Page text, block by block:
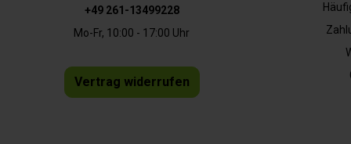
+49 261-13499228
Mo-Fr, 10:00 - 17:00 Uhr
Vertrag widerrufen